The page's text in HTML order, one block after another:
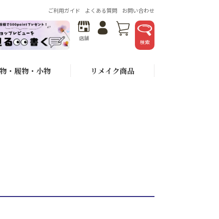
ご利用ガイド よくある質問 お問い合わせ
店舗
検索
・履物・小物 リメイク商品